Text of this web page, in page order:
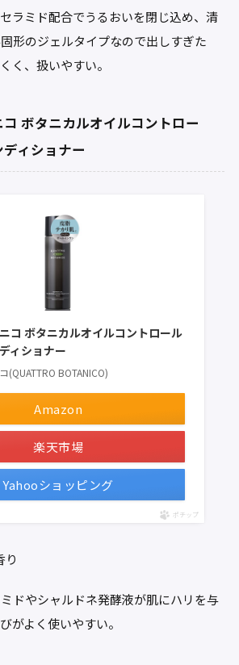
ラミド配合でうるおいを閉じ込め、清
形のジェルタイプなので出しすぎた
く、扱いやすい。
ボタニカルオイルコントロー
ィショナー
コ ボタニカルオイルコントロール
ィショナー
(QUATTRO BOTANICO)
Amazon
楽天市場
Yahooショッピング
ポチップ
り
ドやシャルドネ発酵液が肌にハリを与
がよく使いやすい。